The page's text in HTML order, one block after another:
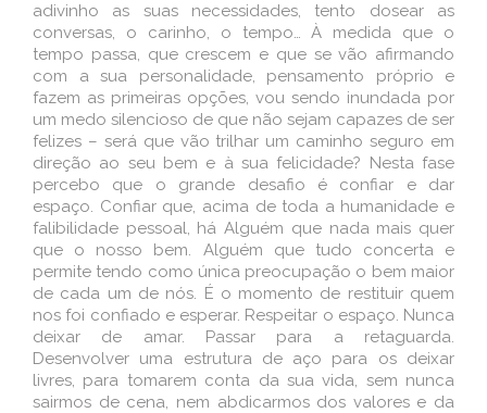
adivinho as suas necessidades, tento dosear as
conversas, o carinho, o tempo… À medida que o
tempo passa, que crescem e que se vão afirmando
com a sua personalidade, pensamento próprio e
fazem as primeiras opções, vou sendo inundada por
um medo silencioso de que não sejam capazes de ser
felizes – será que vão trilhar um caminho seguro em
direção ao seu bem e à sua felicidade? Nesta fase
percebo que o grande desafio é confiar e dar
espaço. Confiar que, acima de toda a humanidade e
falibilidade pessoal, há Alguém que nada mais quer
que o nosso bem. Alguém que tudo concerta e
permite tendo como única preocupação o bem maior
de cada um de nós. É o momento de restituir quem
nos foi confiado e esperar. Respeitar o espaço. Nunca
deixar de amar. Passar para a retaguarda.
Desenvolver uma estrutura de aço para os deixar
livres, para tomarem conta da sua vida, sem nunca
sairmos de cena, nem abdicarmos dos valores e da